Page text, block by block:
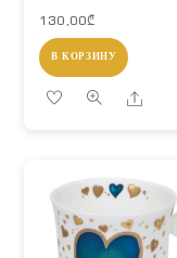
130,00₾
В КОРЗИНУ
Share